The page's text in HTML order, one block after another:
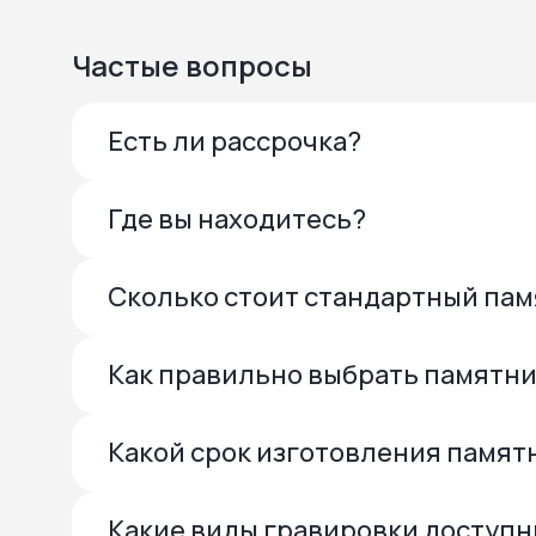
Частые вопросы
Есть ли рассрочка?
Где вы находитесь?
Сколько стоит стандартный
Как правильно выбрать
Какой срок изготовления